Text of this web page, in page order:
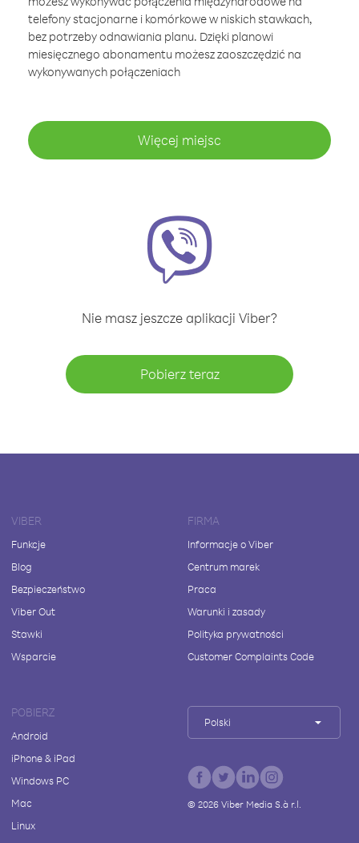
telefony stacjonarne i komórkowe w niskich stawkach,
bez potrzeby odnawiania planu. Dzięki planowi
miesięcznego abonamentu możesz zaoszczędzić na
wykonywanych połączeniach
Więcej miejsc
Nie masz jeszcze aplikacji Viber?
Pobierz teraz
VIBER
Funkcje
Blog
Bezpieczeństwo
Viber Out
Stawki
Wsparcie
FIRMA
Informacje o Viber
Centrum marek
Praca
Warunki i zasady
Polityka prywatności
Customer Complaints Code
POBIERZ
Android
iPhone & iPad
Windows PC
Mac
Linux
Polski
© 2026Viber Media S.à r.l.